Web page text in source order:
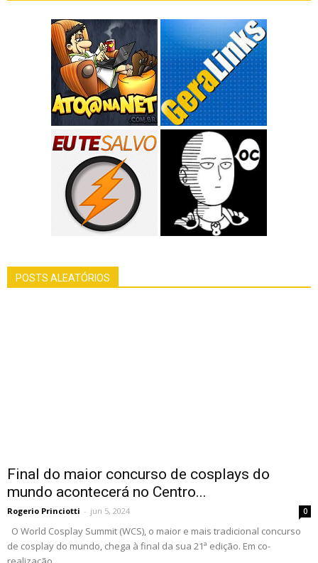
POSTS ALEATÓRIOS
Final do maior concurso de cosplays do
mundo acontecerá no Centro...
Rogerio Princiotti - jun 5, 2024 0
O World Cosplay Summit (WCS), o maior e mais tradicional concurso
de cosplay do mundo, chega à final da sua 21ª edição. Em co-